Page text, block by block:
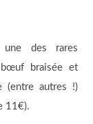
une des rares
braisée et
(entre autres !)
11€).